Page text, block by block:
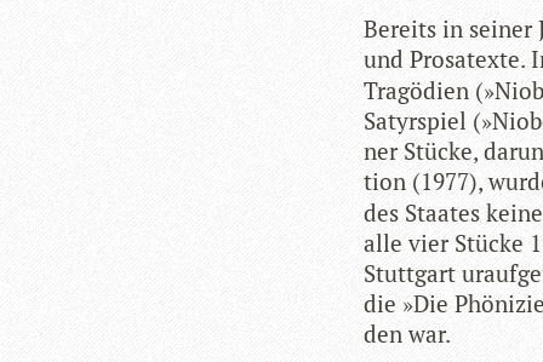
Bereits in sei­ner
und Pro­sa­texte.
Tra­gö­dien
Satyr­spiel
ner Stü­cke,
tion (1977),
des Staa­tes
alle vier Stü­cke
Stutt­gart
die »Die
den war.